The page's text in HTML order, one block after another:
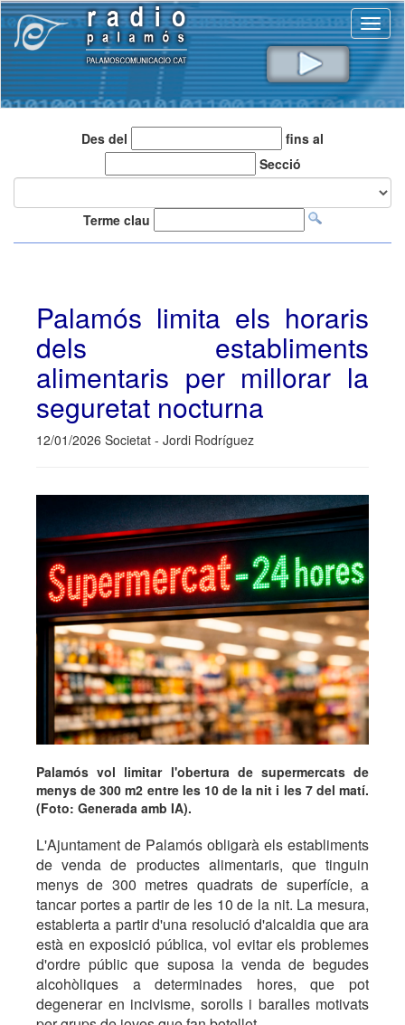
Des del
fins al
Secció
Terme clau
Palamós limita els horaris
dels establiments
alimentaris per millorar la
seguretat nocturna
12/01/2026 Societat - Jordi Rodríguez
Palamós vol limitar l'obertura de supermercats de
menys de 300 m2 entre les 10 de la nit i les 7 del matí.
(Foto: Generada amb IA).
L'Ajuntament de Palamós obligarà els establiments
de venda de productes alimentaris, que tinguin
menys de 300 metres quadrats de superfície, a
tancar portes a partir de les 10 de la nit. La mesura,
establerta a partir d'una resolució d'alcaldia que ara
està en exposició pública, vol evitar els problemes
d'ordre públic que suposa la venda de begudes
alcohòliques a determinades hores, que pot
degenerar en incivisme, sorolls i baralles motivats